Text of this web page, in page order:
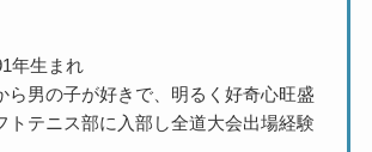
年生まれ
ら男の子が好きで、明るく好奇心旺盛
トテニス部に入部し全道大会出場経験